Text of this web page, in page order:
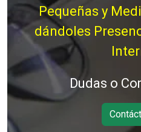
Pequeñas y
dándoles
Dudas o